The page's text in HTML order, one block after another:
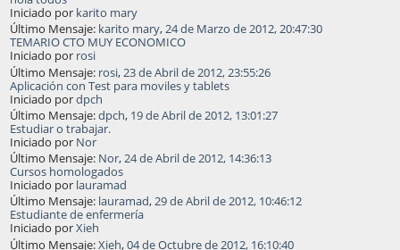
Iniciado por karito mary
Último Mensaje: karito mary,24 de Marzo de 2012, 20:47:30
TEMARIO CTO MUY ECONOMICO
Iniciado por rosi
Último Mensaje: rosi, 23 de Abril de 2012, 23:55:26
Aplicación con Test para moviles y tablets
Iniciado pordpch
Último Mensaje:dpch, 19 de Abril de 2012, 13:01:27
Estudiar o trabajar.
Iniciado por Nor
Último Mensaje: Nor,24 de Abril de 2012, 14:36:13
Cursos homologados
Iniciado por lauramad
Último Mensaje: lauramad,29 de Abril de 2012, 10:46:12
Estudiante de enfermería
Iniciado porXieh
Último Mensaje:Xieh,04 de Octubre de 2012, 16:10:40